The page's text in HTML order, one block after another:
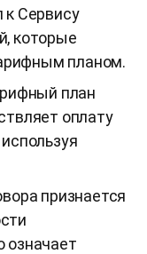
к Сервису
которые
планом.
план
оплату
признается
означает